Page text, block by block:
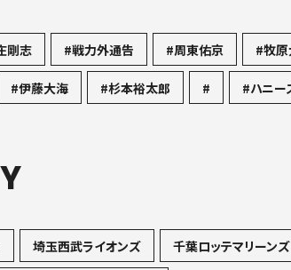
剛志 #戦力外通告 #周東佑京 #牧
#伊藤大海 #杉本裕太郎 # #ハニー
埼玉西武ライオンズ 千葉ロッテマリーンズ